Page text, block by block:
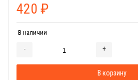
420 ₽
В наличии
- +
В корзину